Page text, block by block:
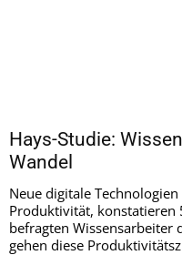
Hays-Studie:
Wandel
Neue digitale
Produktivität, konstatieren
befragten Wissensarbeiter
gehen diese